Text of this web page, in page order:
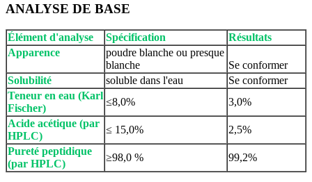
ANALYSE DE BASE
Élément d'analyse Spécification
Résultats
Apparence
poudre blanche ou presque
blanche
Se conformer
Solubilité
soluble dans l'eau
Se conformer
Teneur en eau (Karl
Fischer)
≤8,0%
3,0%
Acide acétique (par
HPLC)
≤ 15,0%
2,5%
Pureté peptidique
(par HPLC)
≥98,0 % 99,2%